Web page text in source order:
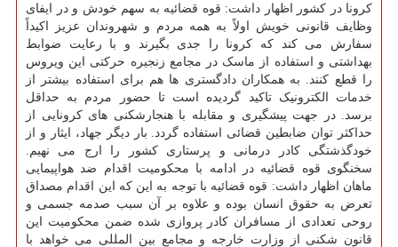
کرونا در کشور اظهار داشت: قوه قضائیه به سهم خودش و در ایفای
وظایف قانونی خویش اولاً به همه مردم و شهروندان عزیز اکیداً
سفارش می کند که کرونا را جدی بگیرند و با رعایت ضوابط
بهداشتی و استفاده از ماسک در مجامع زنجیره حرکتی این ویروس
را قطع کنند. به همکاران دادگستری ها هم برای استفاده بیشتر از
خدمات الکترونیک تاکید گردیده است تا حضور مردم به حداقل
برسد. در جهت پیشگیری و مقابله با هنجارشکنی های کرونایی از
حداکثر توان ضابطین قضائی استفاده گردد. بار دیگر جهاد، ایثار و از
خودگذشتگی کادر درمانی و پرستاری کشور را ارج می نهیم.
سخنگوی قوه قضائیه در ادامه با محکومیت اقدام ضد هواپیمایی
ماهان اظهار داشت: قوه قضائیه با توجه به این که این اقدام مصداق
تعرض به حقوق انسان بوده و علاوه بر آن سبب صدمه جسمی و
روحی تعدادی از مسافران کادر پروازی شده ضمن محکومیت این
قانون شکنی از وزارت خارجه و مجامع بین المللی می خواهد با